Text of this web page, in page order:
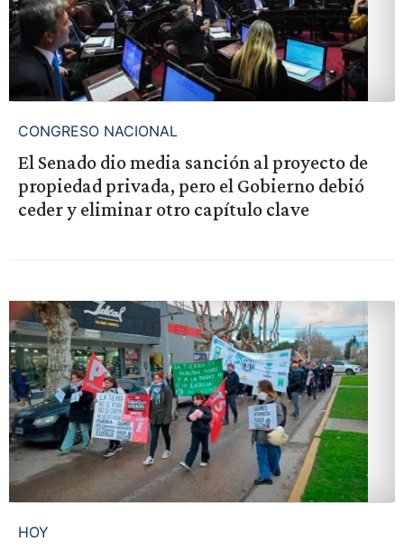
CONGRESO NACIONAL
El Senado dio media sanción al proyecto de
propiedad privada, pero el Gobierno debió
ceder y eliminar otro capítulo clave
HOY